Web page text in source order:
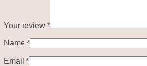
Your review *
Name *
Email *